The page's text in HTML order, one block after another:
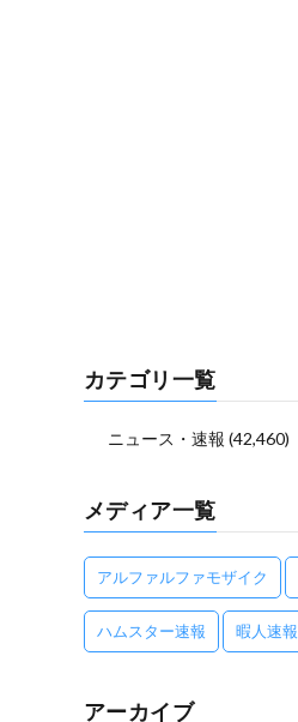
カテゴリ一覧
ニュース・速報 (42,460)
メディア一覧
アルファルファモザイク
ハムスター速報 暇人速報
アーカイブ